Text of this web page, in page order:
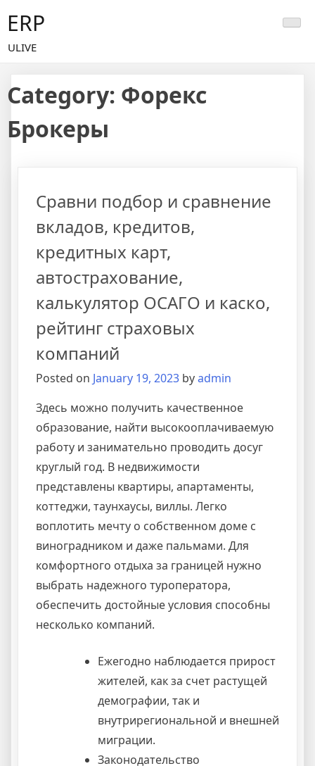
content
ERP
ULIVE
Category: Форекс
Брокеры
Сравни подбор и сравнение
вкладов, кредитов,
кредитных карт,
автострахование,
калькулятор ОСАГО и каско,
рейтинг страховых
компаний
Posted on January 19, 2023 byadmin
Здесь можно получить качественное
образование, найти высокооплачиваемую
работу и занимательно проводить досуг
круглый год. В недвижимости
представлены квартиры, апартаменты,
коттеджи, таунхаусы, виллы. Легко
воплотить мечту о собственном доме с
виноградником и даже пальмами. Для
комфортного отдыха за границей нужно
выбрать надежного туроператора,
обеспечить достойные условия способны
несколько компаний.
Ежегодно наблюдается прирост
жителей, как за счет растущей
демографии, так и
внутрирегиональной и внешней
миграции.
Законодательство